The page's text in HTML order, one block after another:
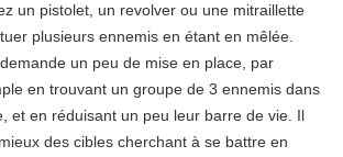
un pistolet, un revolver ou une mitraillette
plusieurs ennemis en étant en mêlée.
un peu de mise en place, par
en trouvant un groupe de 3 ennemis dans
et en réduisant un peu leur barre de vie. Il
des cibles cherchant à se battre en